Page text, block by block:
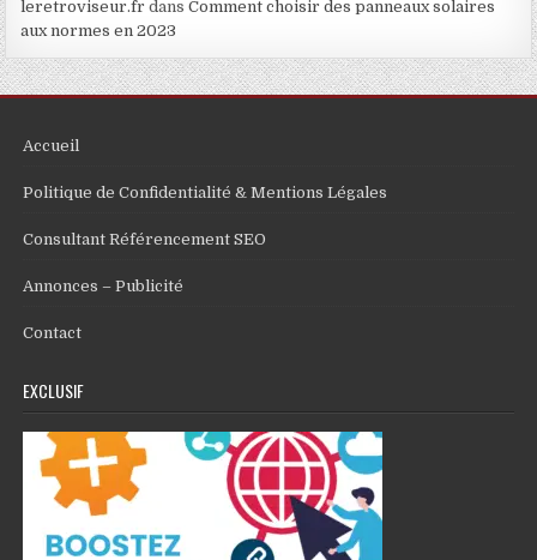
leretroviseur.fr dansComment choisir des panneaux solaires
aux normes en 2023
Accueil
Politique de Confidentialité & Mentions Légales
Consultant Référencement SEO
Annonces – Publicité
Contact
EXCLUSIF